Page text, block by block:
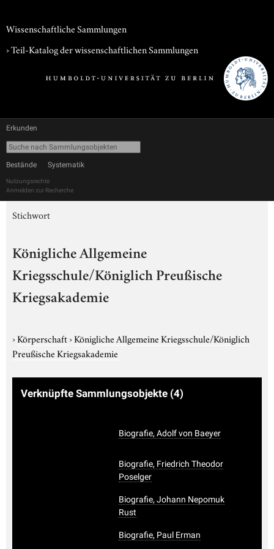
Wissenschaftliche Sammlungen
› Teil-Katalog der wissenschaftlichen Sammlungen
Erkunden
Bestände Systematik
Nutzungsrechte
Anmelden zur Recherche
Stichwort
Königliche Allgemeine
Kriegsschule/Königlich Preußische
Kriegsakademie
›Körperschaft›Königliche Allgemeine Kriegsschule/Königlich
Preußische Kriegsakademie
Verknüpfte Sammlungsobjekte (4)
Biografie, Adolf von Baeyer
Biografie, Friedrich Theodor
Poselger
Biografie, Johann Nepomuk
Rust
Biografie, Paul Erman